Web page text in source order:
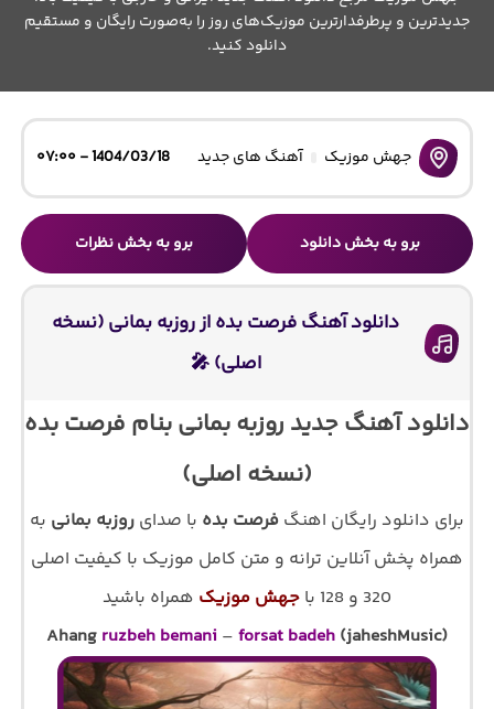
جدیدترین و پرطرفدارترین موزیک‌های روز را به‌صورت رایگان و مستقیم
دانلود کنید.
جهش موزیک آهنگ های جدید 1404/03/18 - ۰۷:۰۰
برو به بخش دانلود برو به بخش نظرات
دانلود آهنگ فرصت بده از روزبه بمانی (نسخه
اصلی) 🎤
دانلود آهنگ جدید روزبه بمانی بنام فرصت بده
(نسخه اصلی)
برای دانلود رایگان اهنگ فرصت بده با صدای روزبه بمانی به
همراه پخش آنلاین ترانه و متن کامل موزیک با کیفیت اصلی
320 و 128 با
جهش موزیک همراه باشید
Ahang ruzbeh bemani – forsat badeh (jaheshMusic)